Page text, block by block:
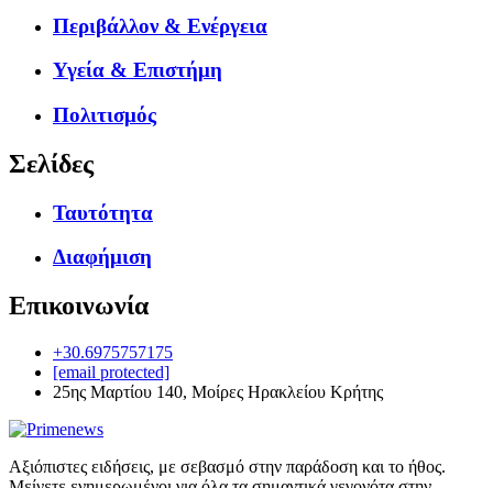
Περιβάλλον & Ενέργεια
Υγεία & Επιστήμη
Πολιτισμός
Σελίδες
Ταυτότητα
Διαφήμιση
Επικοινωνία
+30.6975757175
[email protected]
25ης Μαρτίου 140, Μοίρες Ηρακλείου Κρήτης
Αξιόπιστες ειδήσεις, με σεβασμό στην παράδοση και το ήθος.